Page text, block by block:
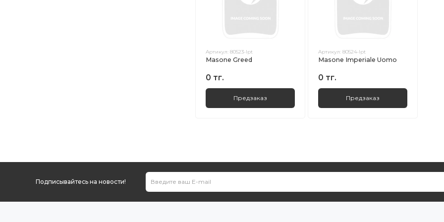
Артикул:80523-lpt
Masone Greed
0 тг.
Предзаказ
Артикул:80524-lpt
Masone Imperiale Uomo
0 тг.
Предзаказ
Подписывайтесь на новости!